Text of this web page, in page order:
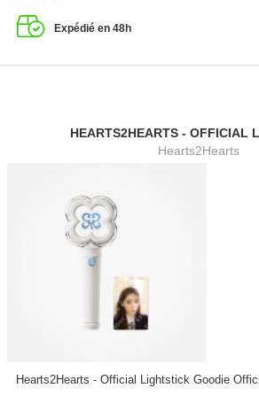
Expédié en 48h
HEARTS2HEARTS - OFFICIAL
Hearts2Hearts
Hearts2Hearts - Official Lightstick Goodie